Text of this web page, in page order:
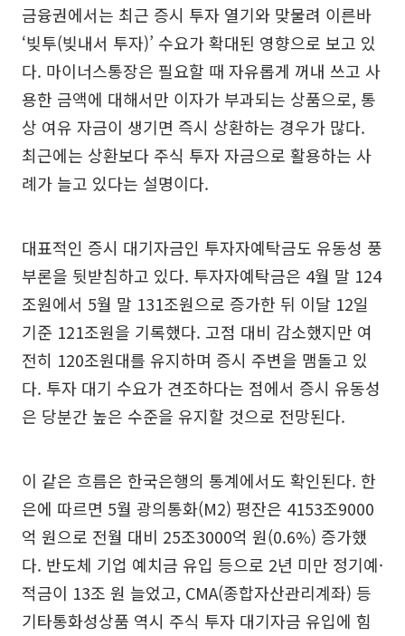
금융권에서는 최근 증시 투자 열기와 맞물려 이른바
‘빚투(빚내서 투자)’ 수요가 확대된 영향으로 보고 있
다. 마이너스통장은 필요할 때 자유롭게 꺼내 쓰고 사
용한 금액에 대해서만 이자가 부과되는 상품으로, 통
상 여유 자금이 생기면 즉시 상환하는 경우가 많다.
최근에는 상환보다 주식 투자 자금으로 활용하는 사
례가 늘고 있다는 설명이다.
대표적인 증시 대기자금인 투자자예탁금도 유동성 풍
부론을 뒷받침하고 있다. 투자자예탁금은 4월 말 124
조원에서 5월 말 131조원으로 증가한 뒤 이달 12일
기준 121조원을 기록했다. 고점 대비 감소했지만 여
전히 120조원대를 유지하며 증시 주변을 맴돌고 있
다. 투자 대기 수요가 견조하다는 점에서 증시 유동성
은 당분간 높은 수준을 유지할 것으로 전망된다.
이 같은 흐름은 한국은행의 통계에서도 확인된다. 한
은에 따르면 5월 광의통화(M2) 평잔은 4153조9000
억 원으로 전월 대비 25조3000억 원(0.6%) 증가했
다. 반도체 기업 예치금 유입 등으로 2년 미만 정기예·
적금이 13조 원 늘었고, CMA(종합자산관리계좌) 등
기타통화성상품 역시 주식 투자 대기자금 유입에 힘